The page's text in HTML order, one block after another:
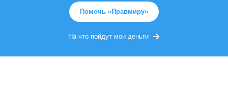
Помочь «Правмиру»
На что пойдут мои деньги